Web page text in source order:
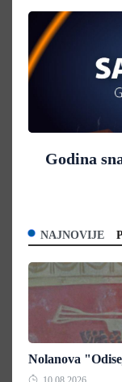
Godina
NAJNOVIJE
Nolanova